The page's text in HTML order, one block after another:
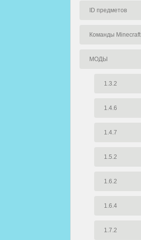
ID предметов
Команды Minecraft
МОДЫ
1.3.2
1.4.6
1.4.7
1.5.2
1.6.2
1.6.4
1.7.2